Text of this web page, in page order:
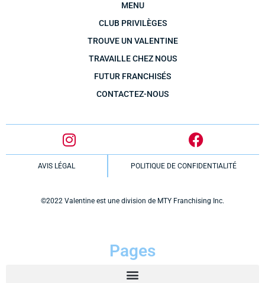
MENU
CLUB PRIVILÈGES
TROUVE UN VALENTINE
TRAVAILLE CHEZ NOUS
FUTUR FRANCHISÉS
CONTACTEZ-NOUS
AVIS LÉGAL POLITIQUE DE CONFIDENTIALITÉ
©2022 Valentine est une division de MTY Franchising Inc.
Pages